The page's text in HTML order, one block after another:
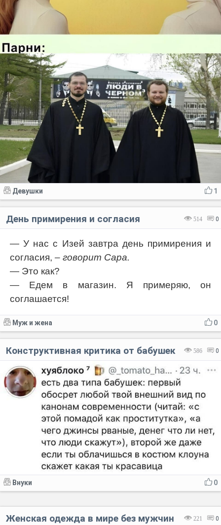
1
Девушки
514 0
День примирения и согласия
— У нас с Изей завтра день примирения и
согласия, – говорит Сара.
— Это как?
— Едем в магазин. Я примеряю, он
соглашается!
0
Муж и жена
586 0
Конструктивная критика от бабушек
0
Внуки
221 0
Женская одежда в мире без мужчин